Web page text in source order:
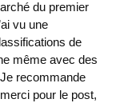
du premier
vu une
de
même avec des
recommande
pour le post,